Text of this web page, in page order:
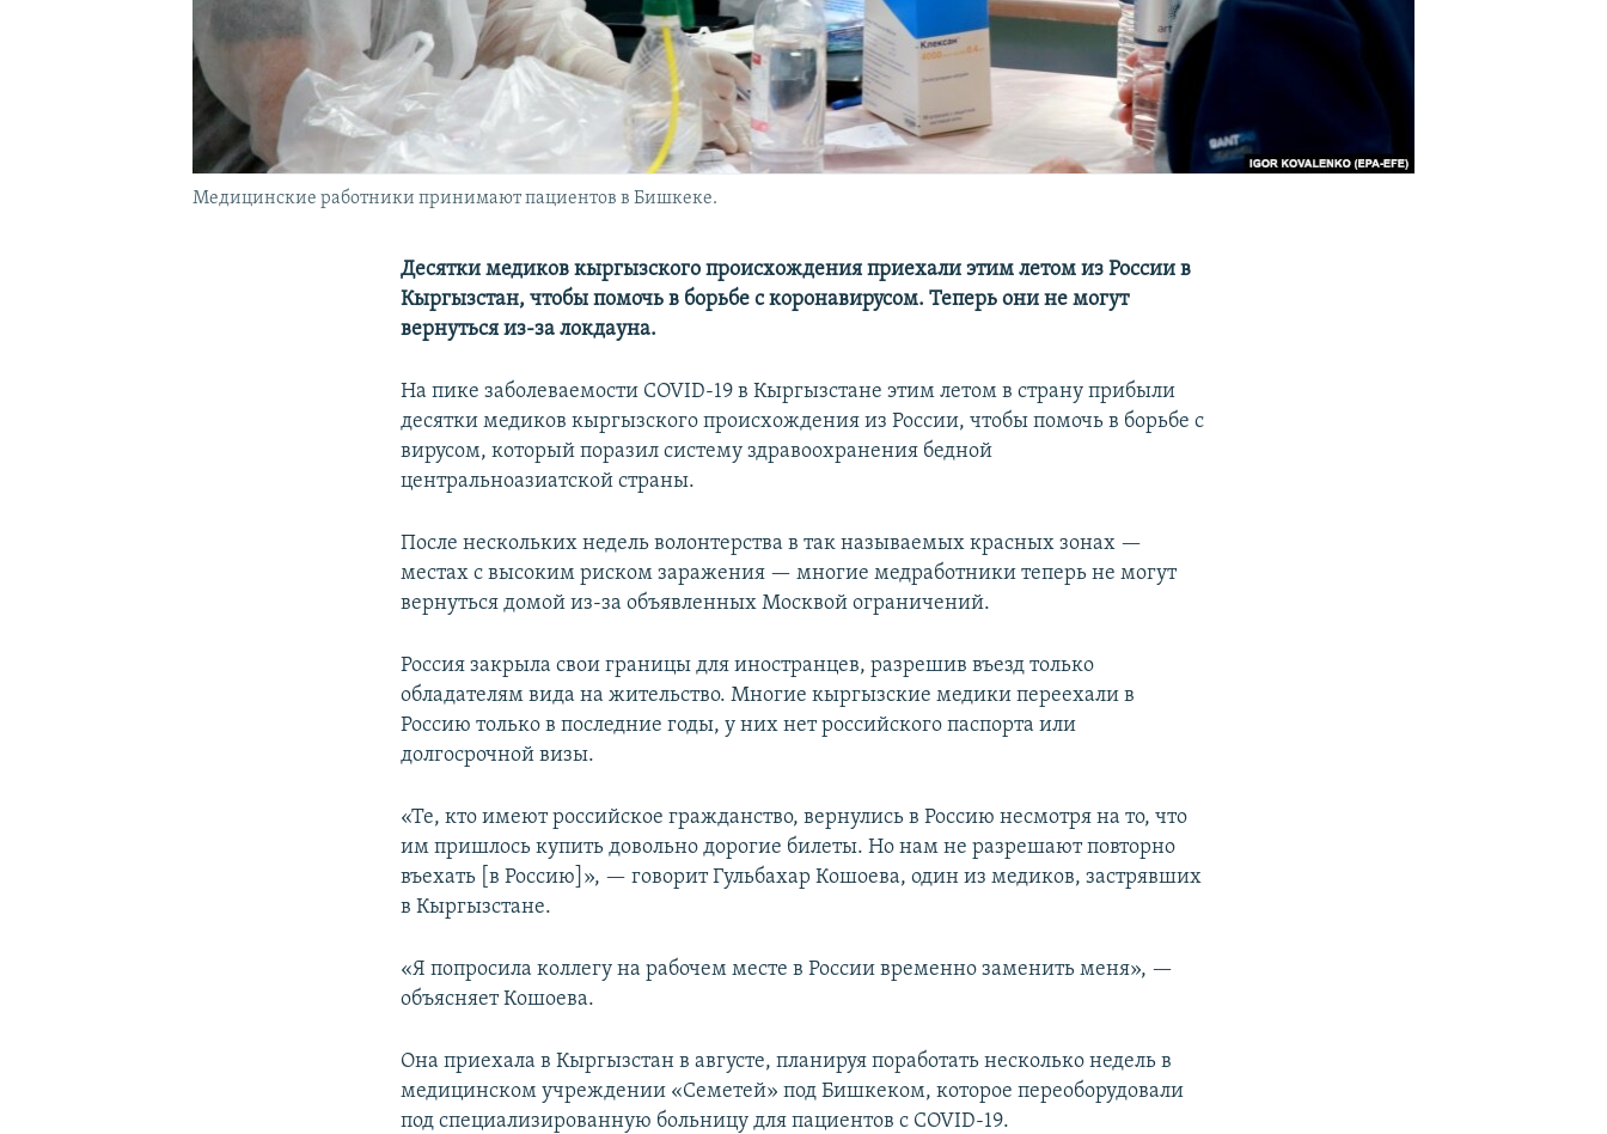
Медицинские работники принимают пациентов в Бишкеке.
Десятки медиков кыргызского происхождения приехали этим летом из России в
Кыргызстан, чтобы помочь в борьбе с коронавирусом. Теперь они не могут
вернуться из-за локдауна.
На пике заболеваемости COVID-19 в Кыргызстане этим летом в страну прибыли
десятки медиков кыргызского происхождения из России, чтобы помочь в борьбе с
вирусом, который поразил систему здравоохранения бедной
центральноазиатской страны.
После нескольких недель волонтерства в так называемых красных зонах —
местах с высоким риском заражения — многие медработники теперь не могут
вернуться домой из-за объявленных Москвой ограничений.
Россия закрыла свои границы для иностранцев, разрешив въезд только
обладателям вида на жительство. Многие кыргызские медики переехали в
Россию только в последние годы, у них нет российского паспорта или
долгосрочной визы.
«Те, кто имеют российское гражданство, вернулись в Россию несмотря на то, что
им пришлось купить довольно дорогие билеты. Но нам не разрешают повторно
въехать [в Россию]», — говорит Гульбахар Кошоева, один из медиков, застрявших
в Кыргызстане.
«Я попросила коллегу на рабочем месте в России временно заменить меня», —
объясняет Кошоева.
Она приехала в Кыргызстан в августе, планируя поработать несколько недель в
медицинском учреждении «Семетей» под Бишкеком, которое переоборудовали
под специализированную больницу для пациентов с COVID-19.